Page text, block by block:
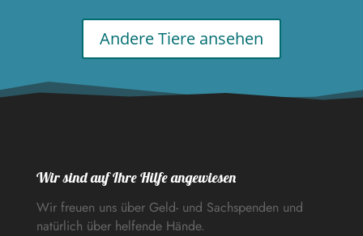
Andere Tiere ansehen
Wir sind auf Ihre Hilfe angewiesen
Wir freuen uns über Geld- und Sachspenden und
natürlich über helfende Hände.